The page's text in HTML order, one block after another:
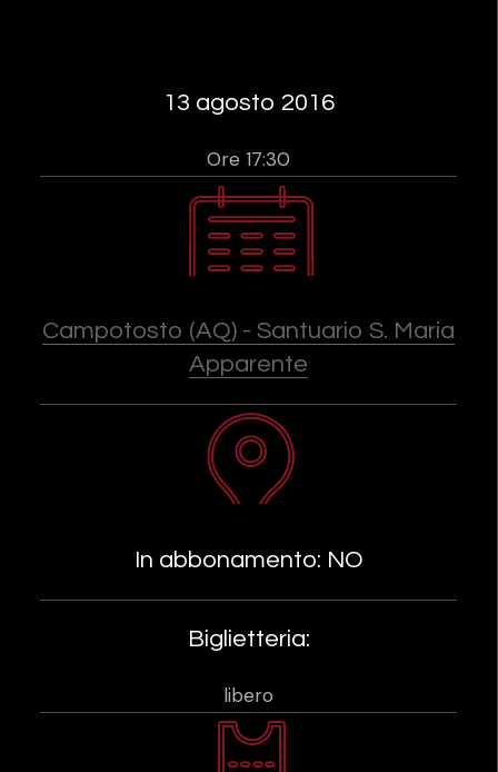
13 agosto 2016
Ore 17:30
Campotosto (AQ) - Santuario S. Maria
Apparente
In abbonamento: NO
Biglietteria:
libero